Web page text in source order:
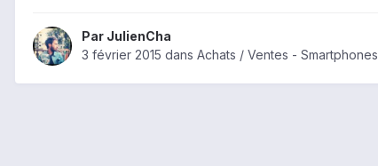
Par JulienCha
3 février 2015 dans Achats / Ventes - Smartphones